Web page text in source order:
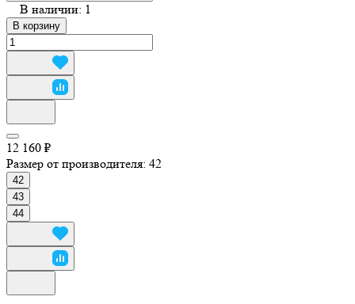
В наличии: 1
В корзину
12 160 ₽
Размер от производителя: 42
42
43
44